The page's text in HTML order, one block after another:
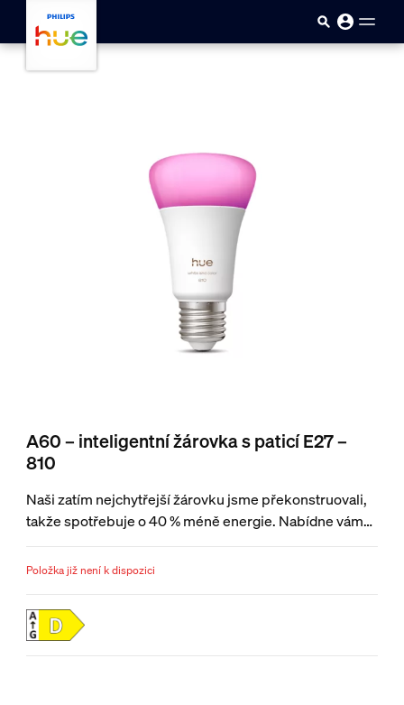
Přejít k hlavnímu obsahu
A60 – inteligentní žárovka s paticí E27 –
810
Naši zatím nejchytřejší žárovku jsme překonstruovali,
takže spotřebuje o 40 % méně energie. Nabídne vám
technologii přesného sladění barev Chromasync™
i kompletní spektrum bílého světla. Dosáhněte ideální
ještě víc přizpůsobit, protože jde ztlumit na naprosté
minimum (z plného jasu až na pouhá 0,2 %).
Položka již není k dispozici